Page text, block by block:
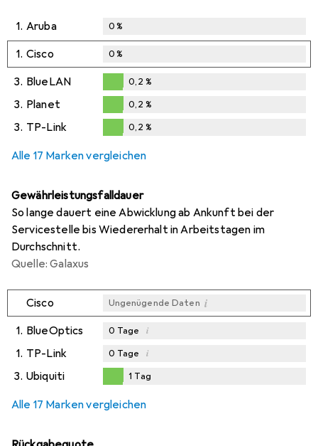
1. Aruba 0%
1. Cisco 0%
3. BlueLAN
0,2%
0,2 %
3. Planet
0,2%
0,2 %
3. TP-Link 0,2 %
Alle 17 Marken vergleichen
Gewährleistungsfalldauer
So lange dauert eine Abwicklung ab Ankunft bei der
Servicestelle bis Wiedererhalt in Arbeitstagen im
Durchschnitt.
Quelle: Galaxus
Cisco Ungenügende Daten i
1. BlueOptics 0 Tage i
1. TP-Link 0 Tage i
3. Ubiquiti 1 Tag
Alle 17 Marken vergleichen